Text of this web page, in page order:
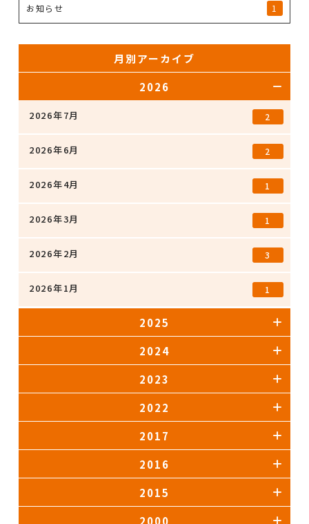
お知らせ 1
月別アーカイブ
2026
2026年7月 2
2026年6月 2
2026年4月 1
2026年3月 1
2026年2月 3
2026年1月 1
2025
2024
2023
2022
2017
2016
2015
2000